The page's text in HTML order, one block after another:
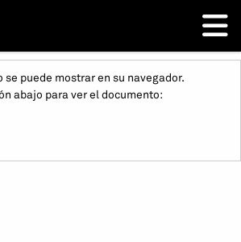
se puede mostrar en su navegador.
abajo para ver el documento: